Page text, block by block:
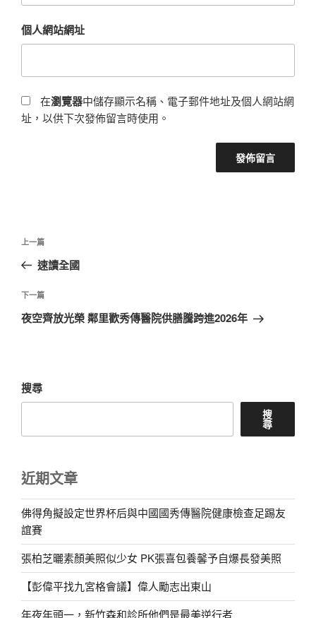
個人網站網址
在瀏覽器中儲存顯示名稱、電子郵件地址及個人網站網
址，以供下次發佈留言時使用。
文
導
覽
上
一
文
章
上一篇
速讀全國
下
一
下一篇
夜空齊放光榮 鄰里歡秀傳醫院供膳騰跨進2026年
搜尋
搜
尋
近期文章
佛得角擬設定世界杯后與中國國秀傳醫院健康檢查足踢友
誼賽
張柏芝曬素顏美照似少女 PK張喜包養馨予自爆長發美照
【彭偉平找九宮格會議】偉人勵志出東山
年夜年頭一，新竹森和診所他們是最美逆行者